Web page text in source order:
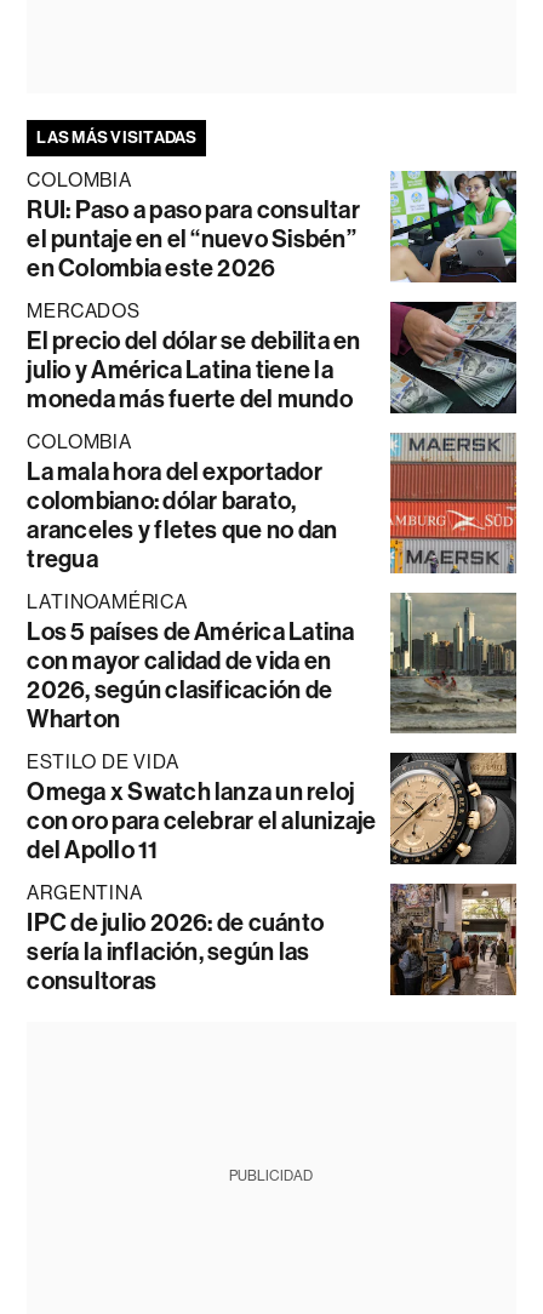
LAS MÁS VISITADAS
COLOMBIA
RUI: Paso a paso para consultar
el puntaje en el “nuevo Sisbén”
en Colombia este 2026
MERCADOS
El precio del dólar se debilita en
julio y América Latina tiene la
moneda más fuerte del mundo
COLOMBIA
La mala hora del exportador
colombiano: dólar barato,
aranceles y fletes que no dan
tregua
LATINOAMÉRICA
Los 5 países de América Latina
con mayor calidad de vida en
2026, según clasificación de
Wharton
ESTILO DE VIDA
Omega x Swatch lanza un reloj
con oro para celebrar el alunizaje
del Apollo 11
ARGENTINA
IPC de julio 2026: de cuánto
sería la inflación, según las
consultoras
PUBLICIDAD